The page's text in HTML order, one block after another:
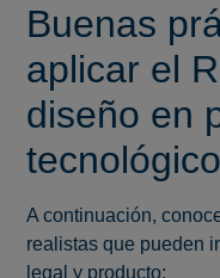
Buenas
aplicar el
diseño en
A continuación,
realistas que pueden
legal y producto: